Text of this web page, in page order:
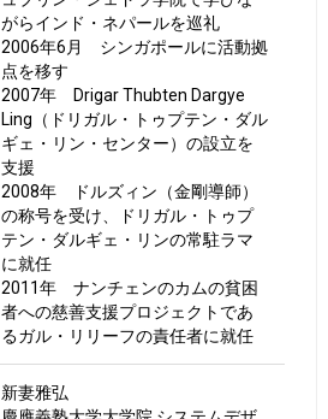
がらインド・ネパールを巡礼
2006年6月 シンガポールに活動拠
点を移す
2007年 Drigar Thubten Dargye
Ling（ドリガル・トゥプテン・ダル
ギェ・リン・センター）の設立を
支援
2008年 ドルズィン（金剛導師）
の称号を受け、ドリガル・トゥプ
テン・ダルギェ・リンの常駐ラマ
に就任
2011年 ナンチェンのカムの貧困
者への慈善支援プロジェクトであ
るガル・リリーフの責任者に就任
新妻雅弘